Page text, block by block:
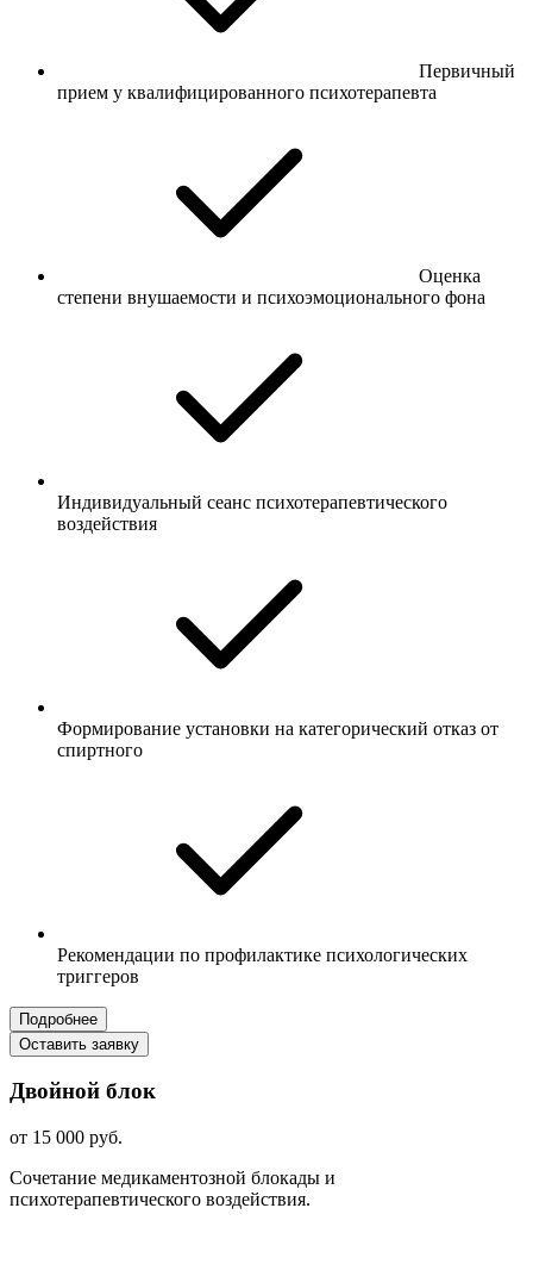
Первичный
прием у квалифицированного психотерапевта
Оценка
степени внушаемости и психоэмоционального фона
Индивидуальный сеанс психотерапевтического
воздействия
Формирование установки на категорический отказ от
спиртного
Рекомендации по профилактике психологических
триггеров
Подробнее
Оставить заявку
Двойной блок
от 15 000 руб.
Сочетание медикаментозной блокады и
психотерапевтического воздействия.